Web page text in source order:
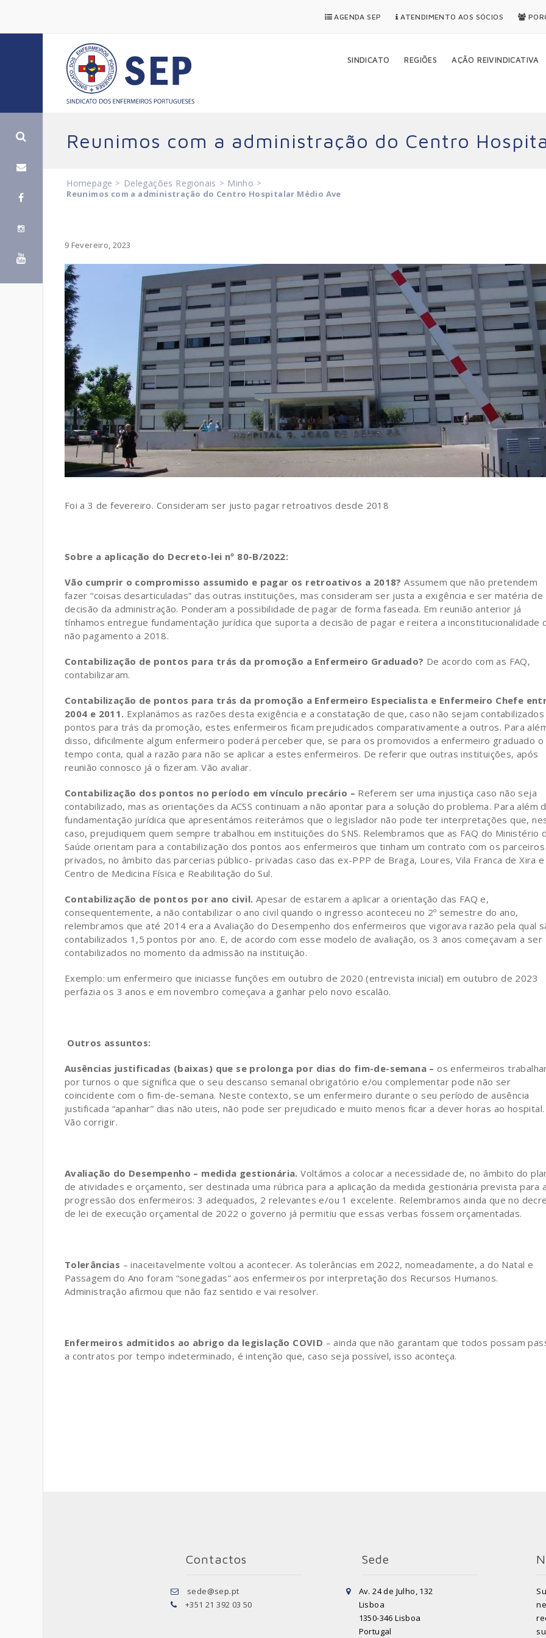
AGENDA SEP ATENDIMENTO AOS SÓCIOS
SINDICATO REGIÕES AÇÃO REIVINDICATIVA
Reunimos com a administração do Centro
Homepage > Delegações Regionais > Minho >
Reunimos com a administração do Centro Hospitalar Médio Ave
9 Fevereiro, 2023
Foi a 3 de fevereiro. Consideram ser justo pagar retroativos desde 2018
Sobre a aplicação do Decreto-lei nº 80-B/2022:
Vão cumprir o compromisso assumido e pagar os retroativos a 2018? Assumem que não pretendem
fazer “coisas desarticuladas” das outras instituições, mas consideram ser justa a exigência e ser matéria de
decisão da administração. Ponderam a possibilidade de pagar de forma faseada. Em reunião anterior já
tínhamos entregue fundamentação jurídica que suporta a decisão de pagar e reitera a inconstitucionalidade
não pagamento a 2018.
Contabilização de pontos para trás da promoção a Enfermeiro Graduado? De acordo com as FAQ,
contabilizaram.
Contabilização de pontos para trás da promoção a Enfermeiro Especialista e Enfermeiro Chefe
2004 e 2011. Explanámos as razões desta exigência e a constatação de que, caso não sejam contabilizados
pontos para trás da promoção, estes enfermeiros ficam prejudicados comparativamente a outros. Para
disso, dificilmente algum enfermeiro poderá perceber que, se para os promovidos a enfermeiro graduado o
tempo conta, qual a razão para não se aplicar a estes enfermeiros. De referir que outras instituições, após
reunião connosco já o fizeram. Vão avaliar.
Contabilização dos pontos no período em vínculo precário – Referem ser uma injustiça caso não seja
contabilizado, mas as orientações da ACSS continuam a não apontar para a solução do problema. Para além
fundamentação jurídica que apresentámos reiterámos que o legislador não pode ter interpretações que,
caso, prejudiquem quem sempre trabalhou em instituições do SNS. Relembramos que as FAQ do Ministério
Saúde orientam para a contabilização dos pontos aos enfermeiros que tinham um contrato com os parceiros
privados, no âmbito das parcerias público- privadas caso das ex-PPP de Braga, Loures, Vila Franca de Xira e
Centro de Medicina Física e Reabilitação do Sul.
Contabilização de pontos por ano civil. Apesar de estarem a aplicar a orientação das FAQ e,
consequentemente, a não contabilizar o ano civil quando o ingresso aconteceu no 2º semestre do ano,
relembramos que até 2014 era a Avaliação do Desempenho dos enfermeiros que vigorava razão pela qual
contabilizados 1,5 pontos por ano. E, de acordo com esse modelo de avaliação, os 3 anos começavam a ser
contabilizados no momento da admissão na instituição.
Exemplo: um enfermeiro que iniciasse funções em outubro de 2020 (entrevista inicial) em outubro de 2023
perfazia os 3 anos e em novembro começava a ganhar pelo novo escalão.
Outros assuntos:
Ausências justificadas (baixas) que se prolonga por dias do fim-de-semana –os enfermeiros
por turnos o que significa que o seu descanso semanal obrigatório e/ou complementar pode não ser
coincidente com o fim-de-semana. Neste contexto, se um enfermeiro durante o seu período de ausência
justificada “apanhar” dias não uteis, não pode ser prejudicado e muito menos ficar a dever horas ao hospital.
Vão corrigir.
Avaliação do Desempenho – medida gestionária.Voltámos a colocar a necessidade de, no âmbito do
de atividades e orçamento, ser destinada uma rúbrica para a aplicação da medida gestionária prevista para a
progressão dos enfermeiros: 3 adequados, 2 relevantes e/ou 1 excelente. Relembramos ainda que no
de lei de execução orçamental de 2022 o governo já permitiu que essas verbas fossem orçamentadas.
Tolerâncias – inaceitavelmente voltou a acontecer. As tolerâncias em 2022, nomeadamente, a do Natal e
Passagem do Ano foram “sonegadas” aos enfermeiros por interpretação dos Recursos Humanos.
Administração afirmou que não faz sentido e vai resolver.
Enfermeiros admitidos ao abrigo da legislação COVID – ainda que não garantam que todos possam
a contratos por tempo indeterminado, é intenção que, caso seja possível, isso aconteça.
Contactos
sede@sep.pt
+351 21 392 03 50
Sede
Av. 24 de Julho, 132
Lisboa
1350-346 Lisboa
Portugal